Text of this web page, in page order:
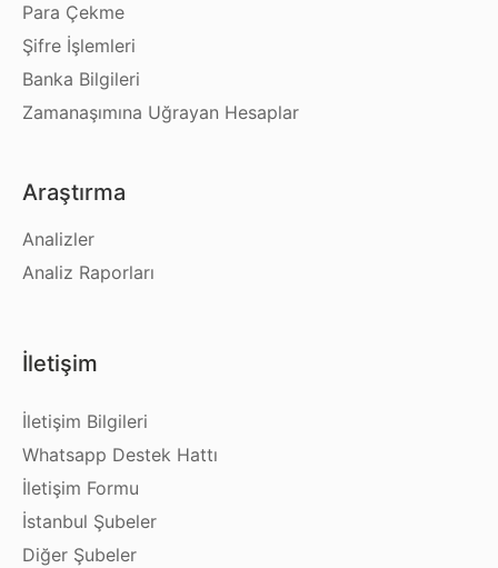
Para Çekme
Şifre İşlemleri
Banka Bilgileri
Zamanaşımına Uğrayan Hesaplar
Araştırma
Analizler
Analiz Raporları
İletişim
İletişim Bilgileri
Whatsapp Destek Hattı
İletişim Formu
İstanbul Şubeler
Diğer Şubeler